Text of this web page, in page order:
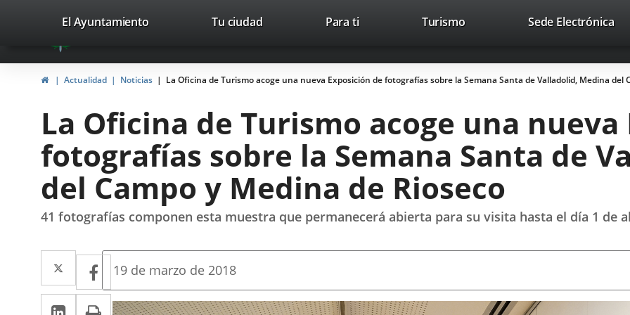
Portal
Web
del
Valladolid
avaTop Trabaja con nosotros Contacto
valladolid.es
El Ayuntamiento Tu ciudad Para ti TurismoEste
abrirá
en
nueva.
Sede Electrónica
InicioActualidad Noticias La Oficina de Turismo acoge una nueva Exposición de fotografías sobre la Semana Santa de Valladolid, Medina del
La Oficina de Turismo acoge una nueva
fotografías sobre la Semana Santa de
del Campo y Medina de Rioseco
41 fotografías componen esta muestra que permanecerá abierta para su visita hasta el día 1 de
Twitter
Enlace
a
una
Facebook
Enlace
a
LinkedIn
EnlaceImprimir
Fecha
la
noticia
19 de marzo de 2018